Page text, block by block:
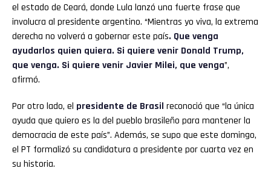
el estado de Ceará, donde Lula lanzó una fuerte frase que
involucra al presidente argentino. “Mientras yo viva, la extrema
derecha no volverá a gobernar este país. Que venga
ayudarlos quien quiera. Si quiere venir Donald Trump,
que venga. Si quiere venir Javier Milei, que venga”,
afirmó.
Por otro lado, el presidente de Brasil reconoció que “la única
ayuda que quiero es la del pueblo brasileño para mantener la
democracia de este país”. Además, se supo que este domingo,
el PT formalizó su candidatura a presidente por cuarta vez en
su historia.